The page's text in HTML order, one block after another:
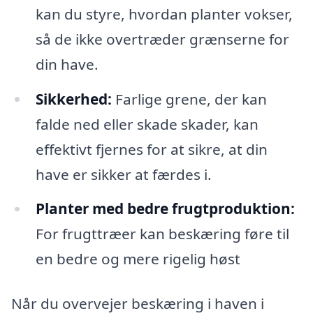
kan du styre, hvordan planter vokser,
så de ikke overtræder grænserne for
din have.
Sikkerhed: Farlige grene, der kan
falde ned eller skade skader, kan
effektivt fjernes for at sikre, at din
have er sikker at færdes i.
Planter med bedre frugtproduktion:
For frugttræer kan beskæring føre til
en bedre og mere rigelig høst
Når du overvejer beskæring i haven i